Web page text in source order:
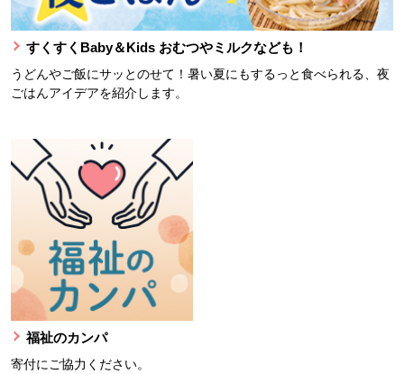
すくすくBaby＆Kids おむつやミルクなども！
うどんやご飯にサッとのせて！暑い夏にもするっと食べられる、夜
ごはんアイデアを紹介します。
福祉のカンパ
寄付にご協力ください。